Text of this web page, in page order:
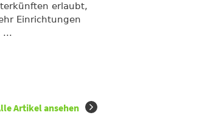
erlaubt,
Einrichtungen
...
Artikel ansehen